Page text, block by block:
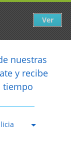
nuestras
y recibe
tiempo
Ver